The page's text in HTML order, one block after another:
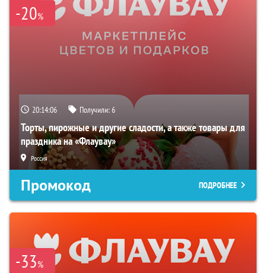
-20%
20:14:05 Получили:6
Торты, пирожные и другие сладости, а также товары для
праздника на «Флаувау»
Россия
Промокод ПОДРОБНЕЕ
-33%